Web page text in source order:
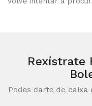
Rexístrate
Podes darte de